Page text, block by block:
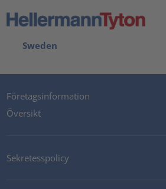
Sweden
Företagsinformation
Översikt
Sekretesspolicy